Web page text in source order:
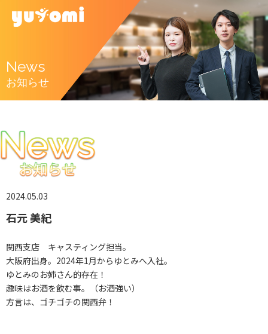
News
お知らせ
2024.05.03
石元 美紀
関西支店 キャスティング担当。
大阪府出身。2024年1月からゆとみへ入社。
ゆとみのお姉さん的存在！
趣味はお酒を飲む事︎。（お酒強い）
方言は、ゴチゴチの関西弁！